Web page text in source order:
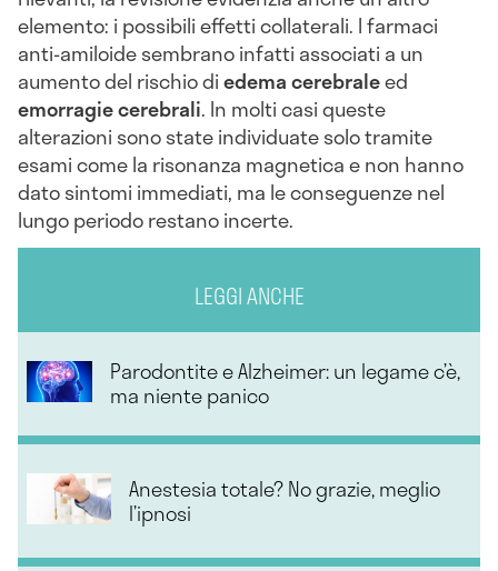
elemento: i possibili effetti collaterali. I farmaci
anti-amiloide sembrano infatti associati a un
aumento del rischio diedema cerebraleed
emorragie cerebrali. In molti casi queste
alterazioni sono state individuate solo tramite
esami come la risonanza magnetica e non hanno
dato sintomi immediati, ma le conseguenze nel
lungo periodo restano incerte.
LEGGI ANCHE
Parodontite e Alzheimer: un legame c’è,
ma niente panico
Anestesia totale? No grazie, meglio
l’ipnosi